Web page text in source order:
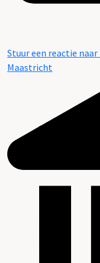
Stuur een reactie
Maastricht